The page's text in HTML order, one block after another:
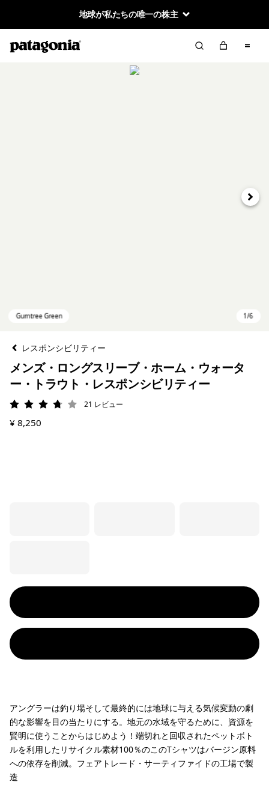
地球が私たちの唯一の株主
次へ
レスポンシビリティー
メンズ・ロングスリーブ・ホーム・ウォータ
ー・トラウト・レスポンシビリティー
評価: 3.8 / 5
21 レビュー
¥ 8,250
アングラーは釣り場そして最終的には地球に与える気候変動の劇
的な影響を目の当たりにする。地元の水域を守るために、資源を
賢明に使うことからはじめよう！端切れと回収されたペットボト
ルを利用したリサイクル素材100％のこのTシャツはバージン原料
への依存を削減。フェアトレード・サーティファイドの工場で製
造